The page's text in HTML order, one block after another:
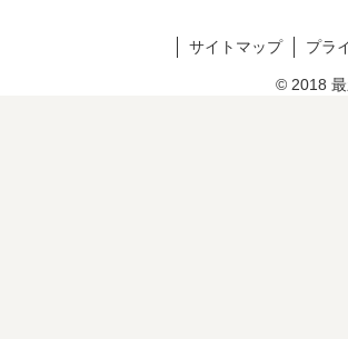
サイトマップ プラ
© 2018 最